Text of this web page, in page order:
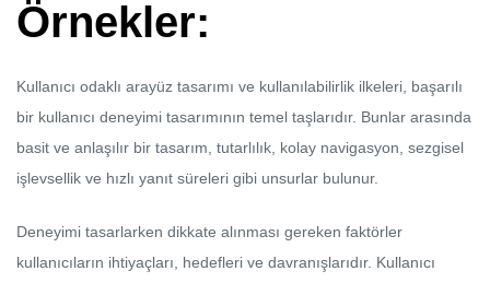
Örnekler:
Kullanıcı odaklı arayüz tasarımı ve kullanılabilirlik ilkeleri, başarılı
bir kullanıcı deneyimi tasarımının temel taşlarıdır. Bunlar arasında
basit ve anlaşılır bir tasarım, tutarlılık, kolay navigasyon, sezgisel
işlevsellik ve hızlı yanıt süreleri gibi unsurlar bulunur.
Deneyimi tasarlarken dikkate alınması gereken faktörler
kullanıcıların ihtiyaçları, hedefleri ve davranışlarıdır. Kullanıcı